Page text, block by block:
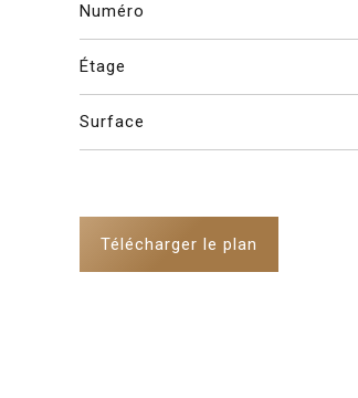
Numéro
Étage
Surface
Télécharger le plan